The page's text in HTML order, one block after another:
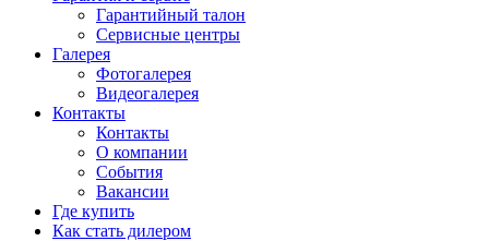
Гарантийный талон
Сервисные центры
Галерея
Фотогалерея
Видеогалерея
Контакты
Контакты
О компании
События
Вакансии
Где купить
Как стать дилером